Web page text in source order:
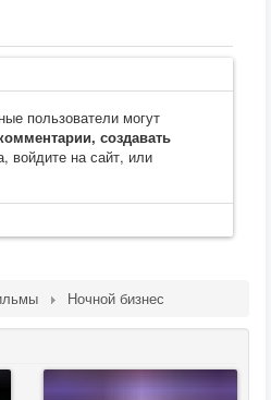
пользователи могут
создавать
войдите на сайт, или
Ночной бизнес